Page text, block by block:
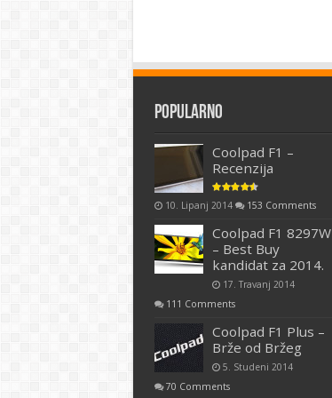
Popularno
Coolpad F1 –
Recenzija
10. Lipanj 2014 153 Comments
Coolpad F1 8297W
– Best Buy
kandidat za 2014.
17. Travanj 2014
111 Comments
Coolpad F1 Plus –
Brže od Bržeg
5. Studeni 2014
70 Comments